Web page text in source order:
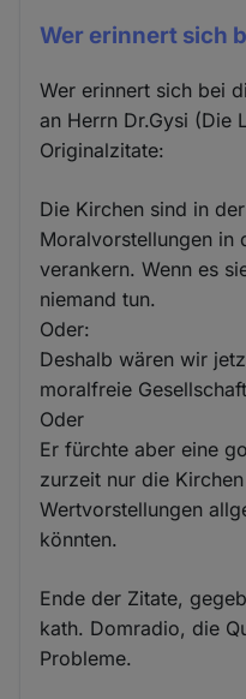
Wer erinnert sich
Wer erinnert sich bei
an Herrn Dr.Gysi (Die
Originalzitate:
Die Kirchen sind in
Moralvorstellungen in
verankern. Wenn es
niemand tun.
Oder:
Deshalb wären wir
moralfreie
Oder
Er fürchte aber eine
zurzeit nur die
Wertvorstellungen
könnten.
Ende der Zitate,
kath. Domradio, die
Probleme.